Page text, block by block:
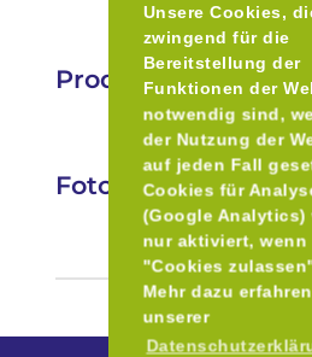
Unsere Cookies,
zwingend für die
Bereitstellung der
Funktionen der
notwendig sind,
der Nutzung der
auf jeden Fall
Cookies für
(Google Analytics)
nur aktiviert, wenn
"Cookies
Mehr dazu
unserer
Produkte
Fotos